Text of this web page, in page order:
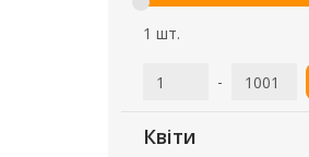
1 шт.
-
Квіти